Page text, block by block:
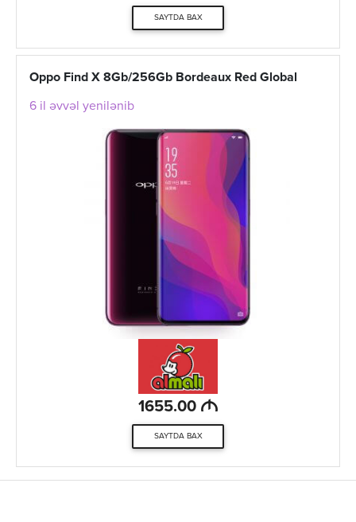
SAYTDA BAX
Oppo Find X 8Gb/256Gb Bordeaux Red Global
6 il əvvəl yenilənib
1655.00 M
SAYTDA BAX